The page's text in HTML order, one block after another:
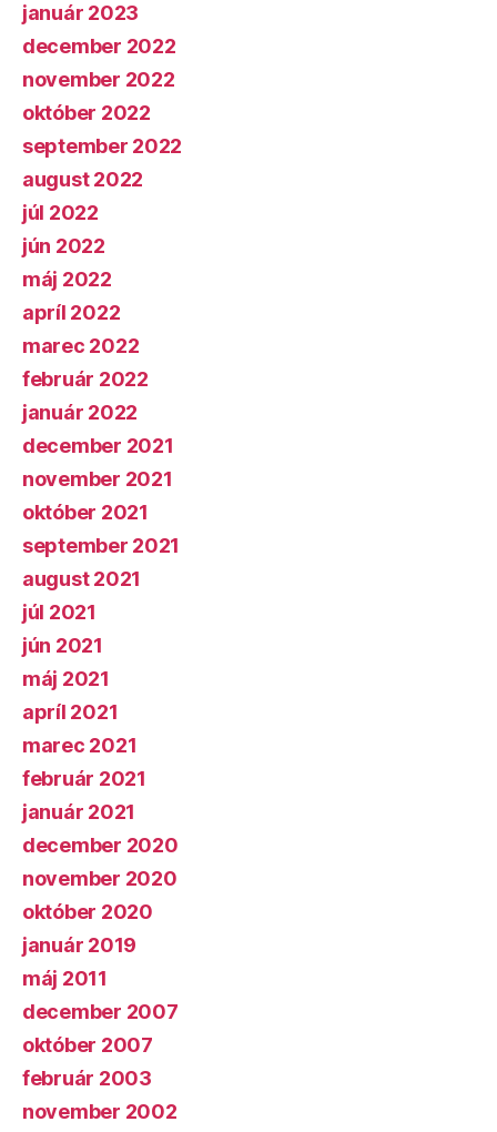
január 2023
december 2022
november 2022
október 2022
september 2022
august 2022
júl 2022
jún 2022
máj 2022
apríl 2022
marec 2022
február 2022
január 2022
december 2021
november 2021
október 2021
september 2021
august 2021
júl 2021
jún 2021
máj 2021
apríl 2021
marec 2021
február 2021
január 2021
december 2020
november 2020
október 2020
január 2019
máj 2011
december 2007
október 2007
február 2003
november 2002